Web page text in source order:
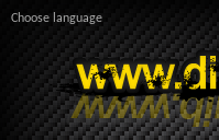
Choose language